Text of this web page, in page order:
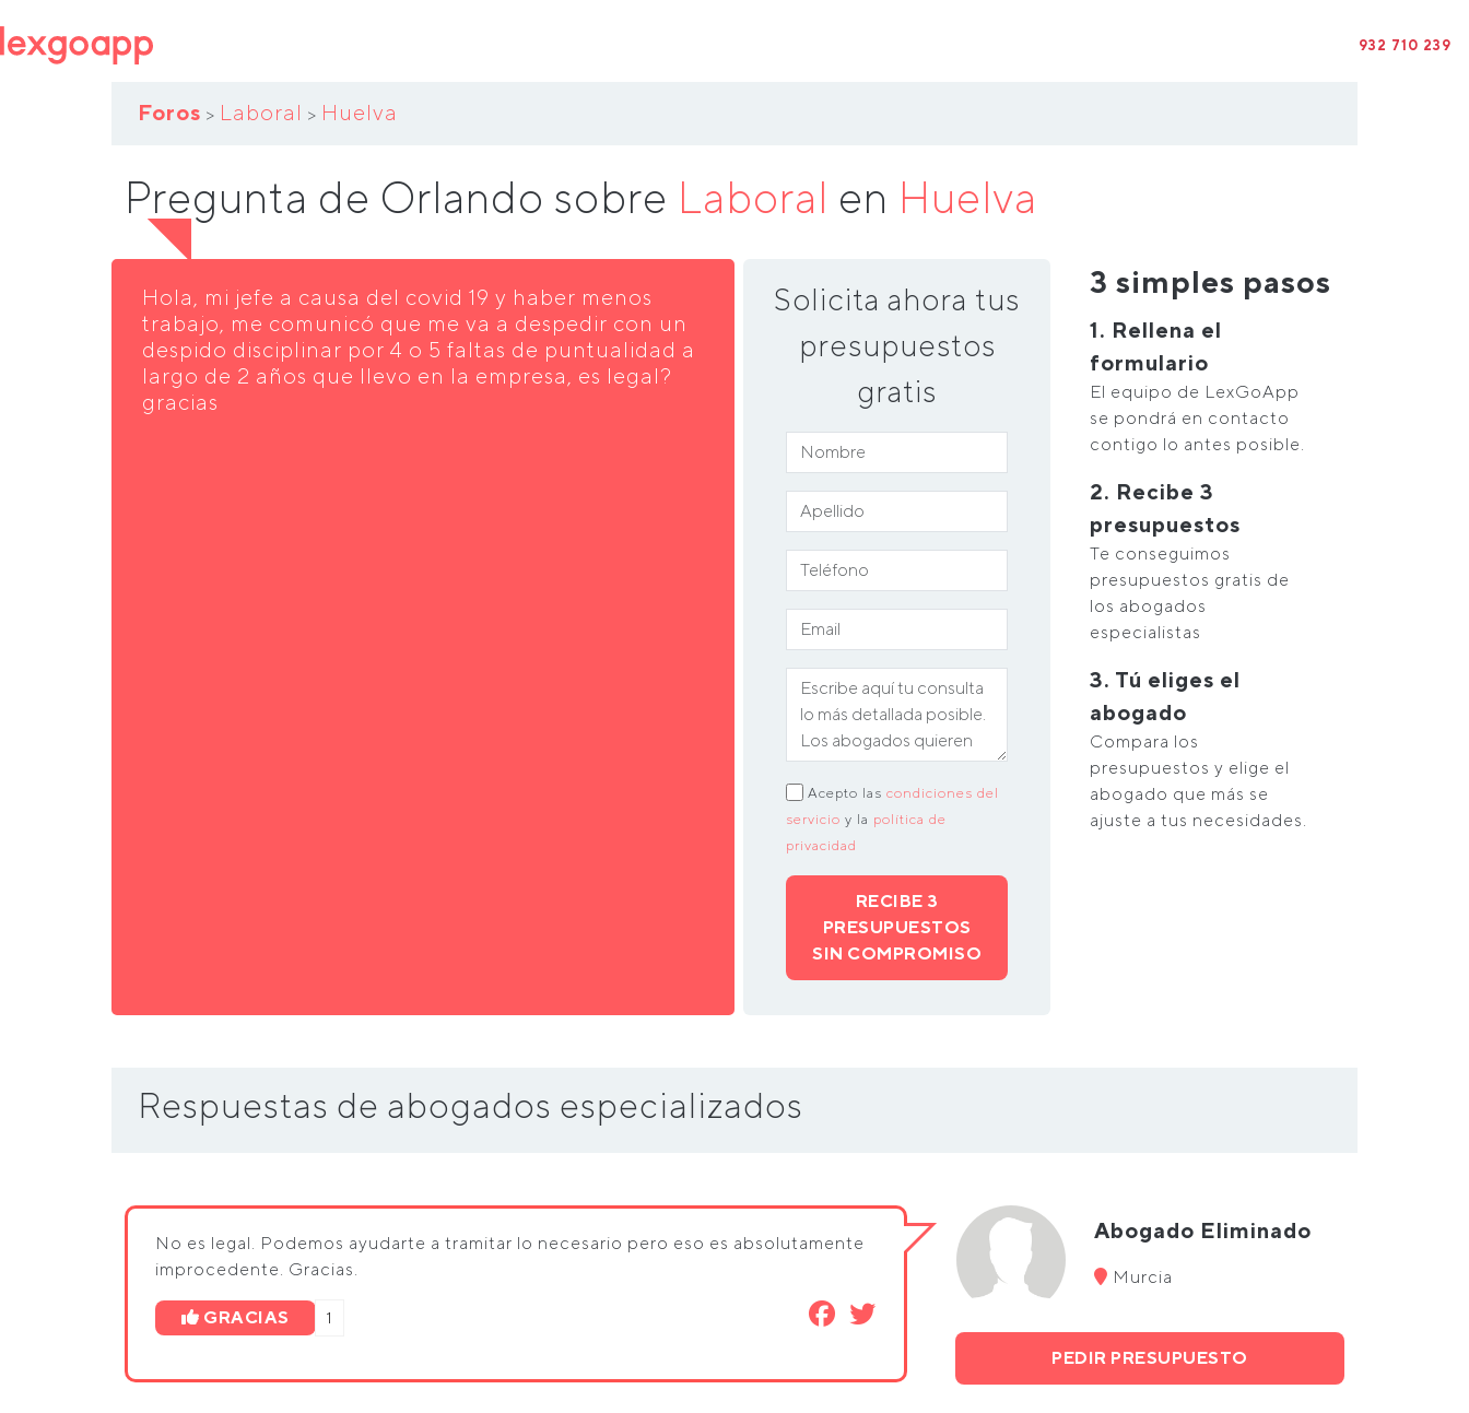
932 710 239
Foros > Laboral > Huelva
Pregunta de Orlando sobre Laboral en Huelva
Hola, mi jefe a causa del covid 19 y haber menos
trabajo, me comunicó que me va a despedir con un
despido disciplinar por 4 o 5 faltas de puntualidad a
largo de 2 años que llevo en la empresa, es legal?
gracias
Solicita ahora tus
presupuestos
gratis
Acepto las condiciones del
servicio y la política de
privacidad
RECIBE 3
PRESUPUESTOS
SIN COMPROMISO
3 simples pasos
1. Rellena el
formulario
El equipo de LexGoApp
se pondrá en contacto
contigo lo antes posible.
2. Recibe 3
presupuestos
Te conseguimos
presupuestos gratis de
los abogados
especialistas
3. Tú eliges el
abogado
Compara los
presupuestos y elige el
abogado que más se
ajuste a tus necesidades.
Respuestas de abogados especializados
No es legal. Podemos ayudarte a tramitar lo necesario pero eso es absolutamente
improcedente. Gracias.
GRACIAS 1
Abogado Eliminado
Murcia
PEDIR PRESUPUESTO